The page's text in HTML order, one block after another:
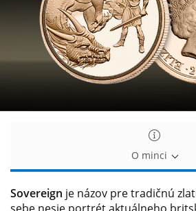
O minci
Sovereign je názov pre tradičnú